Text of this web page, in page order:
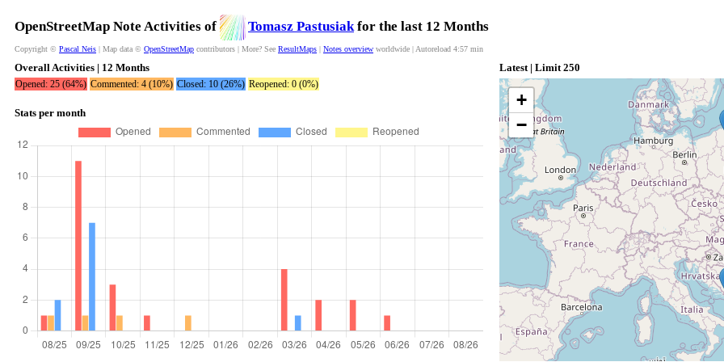
OpenStreetMap Note Activities of Tomasz Pastusiakfor the last 12 Months
Copyright © Pascal Neis | Map data © OpenStreetMap contributors | More? See ResultMaps | Notes overview worldwide | Autoreload 4:56 min
Overall Activities | 12 Months
Opened: 25 (64%) Commented: 4 (10%) Closed: 10 (26%) Reopened: 0 (0%)
Stats per month
Latest | Limit 250
+
−